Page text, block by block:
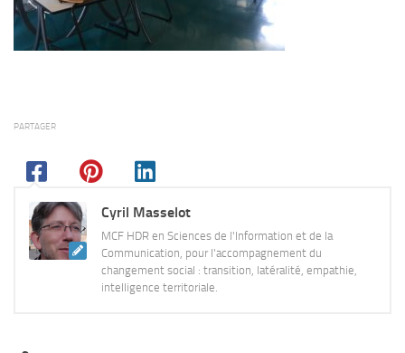
PARTAGER
Cyril Masselot
MCF HDR en Sciences de l'Information et de la
Communication, pour l'accompagnement du
changement social : transition, latéralité, empathie,
intelligence territoriale.